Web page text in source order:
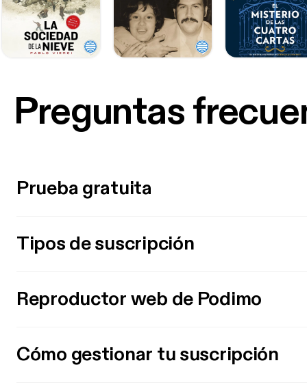
Preguntas
Prueba gratuita
Tipos de suscripción
Reproductor web de Podimo
Cómo gestionar tu suscripción